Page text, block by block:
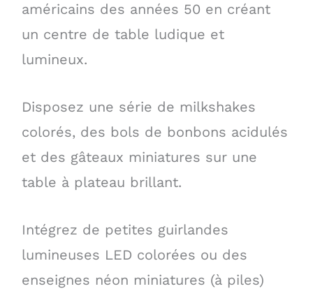
américains des années 50 en créant
un centre de table ludique et
lumineux.
Disposez une série de milkshakes
colorés, des bols de bonbons acidulés
et des gâteaux miniatures sur une
table à plateau brillant.
Intégrez de petites guirlandes
lumineuses LED colorées ou des
enseignes néon miniatures (à piles)